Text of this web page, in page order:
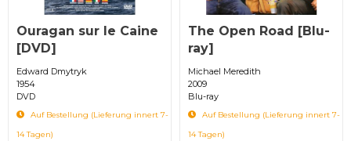
Ouragan sur le Caine
[DVD]
Edward Dmytryk
1954
DVD
Auf Bestellung (Lieferung innert 7-
14 Tagen)
The Open Road [Blu-
ray]
Michael Meredith
2009
Blu-ray
Auf Bestellung (Lieferung innert 7-
14 Tagen)